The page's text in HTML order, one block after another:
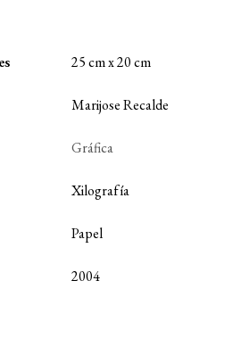
25 cm x 20 cm
Marijose Recalde
Gráfica
Xilografía
Papel
2004